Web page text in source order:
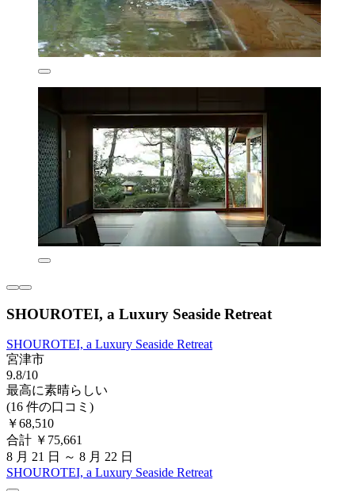
SHOUROTEI, a Luxury Seaside Retreat
SHOUROTEI, a Luxury Seaside Retreat
宮津市
9.8/10
最高に素晴らしい
(16 件の口コミ)
￥68,510
合計 ￥75,661
8 月 21 日 ～ 8 月 22 日
SHOUROTEI, a Luxury Seaside Retreat